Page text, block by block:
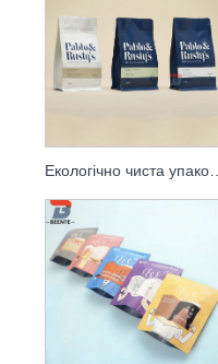
Екологічно чиста упаковка для кави та кавові пакетики